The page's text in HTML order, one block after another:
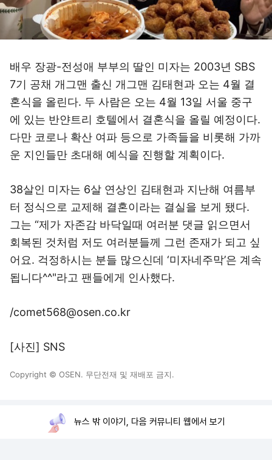
배우 장광-전성애 부부의 딸인 미자는 2003년 SBS
7기 공채 개그맨 출신 개그맨 김태현과 오는 4월 결
혼식을 올린다. 두 사람은 오는 4월 13일 서울 중구
에 있는 반얀트리 호텔에서 결혼식을 올릴 예정이다.
다만 코로나 확산 여파 등으로 가족들을 비롯해 가까
운 지인들만 초대해 예식을 진행할 계획이다.
38살인 미자는 6살 연상인 김태현과 지난해 여름부
터 정식으로 교제해 결혼이라는 결실을 보게 됐다.
그는 “제가 자존감 바닥일때 여러분 댓글 읽으면서
회복된 것처럼 저도 여러분들께 그런 존재가 되고 싶
어요. 걱정하시는 분들 많으신데 ‘미자네주막’은 계속
됩니다^^"라고 팬들에게 인사했다.
/comet568@osen.co.kr
[사진] SNS
Copyright © OSEN. 무단전재 및 재배포 금지.
뉴스 밖 이야기, 다음 커뮤니티 웹에서 보기